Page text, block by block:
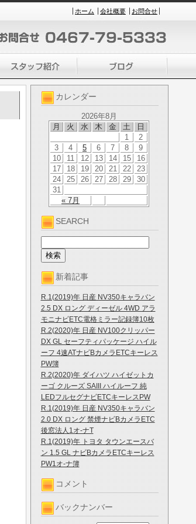
ホーム 会社概要 お問合せ
カレンダー
2026年8月
月
火 水 木 金 土 日
« 7月
1
2
3
4 5 6 7 8
9
10
11 12 13 14 15
16
17
18 19 20 21 22
23
24
25 26 27 28 29
30
31
SEARCH
新着記事
R.1(2019)年 日産 NV350キャラバン
2.5 DX ロング ディーゼル 4WD アラ
モニナビETC電格ミラー記録簿10枚
R.2(2020)年 日産 NV100クリッパー
DX GL セーフティパッケージ ハイル
ーフ 4速ATナビBカメラETCキーレス
PW簿
R.2(2020)年 ダイハツ ハイゼットカ
ーゴ クルーズ SAIII ハイルーフ 純
LEDフルセグナビETCキーレスPW
R.1(2019)年 日産 NV350キャラバン
2.0 DX ロング 禁煙ナビBカメラETC
後窓法人1オ-ナT
R.1(2019)年 トヨタ タウンエースバ
ン 1.5 GL ナビBカメラETCキーレス
PW1オ-ナ簿
コメント
バックナンバー